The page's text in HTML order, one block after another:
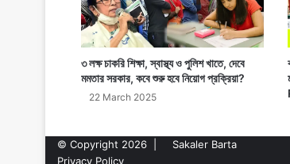
৩ লক্ষ চাকরি শিক্ষা, স্বাস্থ্য ও পুলিশ খাতে, দেবে
মমতার সরকার, কবে শুরু হবে নিয়োগ প্রক্রিয়া?
22 March 2025
© Copyright 2026 |
Sakaler Barta
Privacy Policy